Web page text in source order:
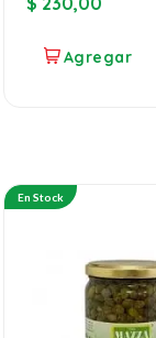
En Stock